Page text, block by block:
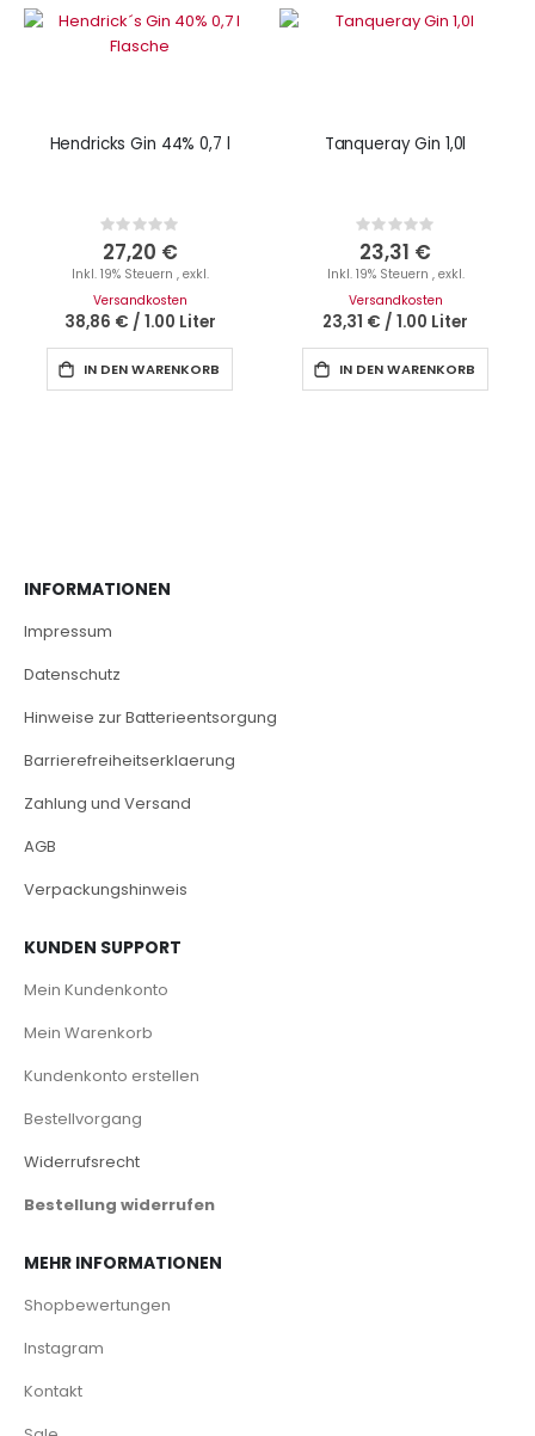
Hendricks Gin 44% 0,7 l
Rating:
0%
27,20 €
Inkl. 19% Steuern , exkl.
Versandkosten
38,86 € / 1.00 Liter
IN DEN WARENKORB
Tanqueray Gin 1,0l
Rating:
0%
23,31 €
Inkl. 19% Steuern , exkl.
Versandkosten
23,31 € / 1.00 Liter
IN DEN WARENKORB
INFORMATIONEN
Impressum
Datenschutz
Hinweise zur Batterieentsorgung
Barrierefreiheitserklaerung
Zahlung und Versand
AGB
Verpackungshinweis
KUNDEN SUPPORT
Mein Kundenkonto
Mein Warenkorb
Kundenkonto erstellen
Bestellvorgang
Widerrufsrecht
Bestellung widerrufen
MEHR INFORMATIONEN
Shopbewertungen
Instagram
Kontakt